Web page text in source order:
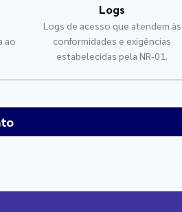
ao
Logs
Logs de acesso que atendem às
conformidades e exigências
estabelecidas pela NR-01.